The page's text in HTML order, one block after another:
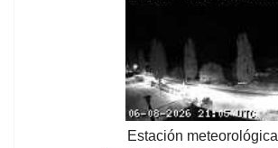
Estación meteorológica